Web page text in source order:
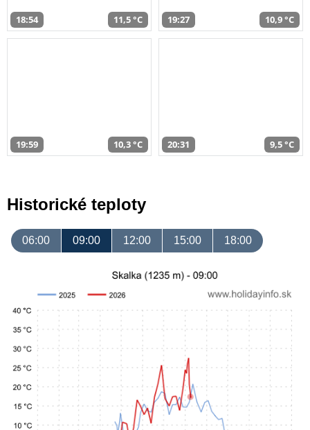
18:54 11,5 °C 19:27 10,9 °C
19:59 10,3 °C 20:31 9,5 °C
Historické teploty
06:00 09:00 12:00 15:00 18:00